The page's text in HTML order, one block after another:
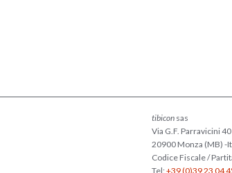
tibiconsas
Via G.F. Parravicini 40
20900 Monza (MB) -
Codice Fiscale /
Tel:+39 (0)39 23 04